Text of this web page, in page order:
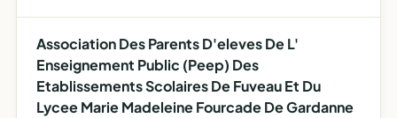
l'établi…
Association Des Parents D'eleves De L'
Enseignement Public (Peep) Des
Etablissements Scolaires De Fuveau Et Du
Lycee Marie Madeleine Fourcade De Gardanne